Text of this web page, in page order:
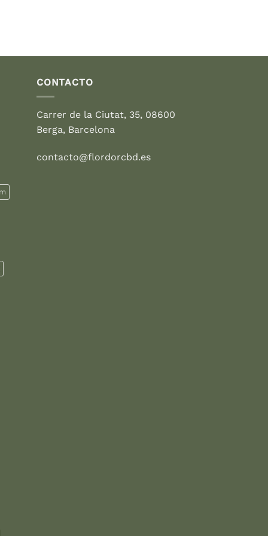
CONTACTO
Carrer de la Ciutat, 35, 08600
Berga, Barcelona
contacto@flordorcbd.es